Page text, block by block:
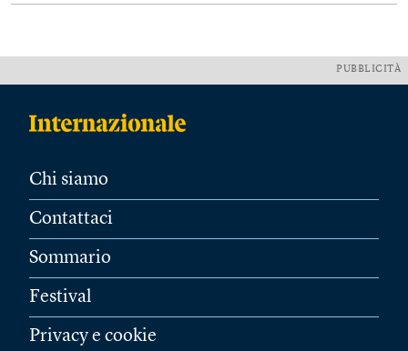
PUBBLICITÀ
Chi siamo
Contattaci
Sommario
Festival
Privacy e cookie